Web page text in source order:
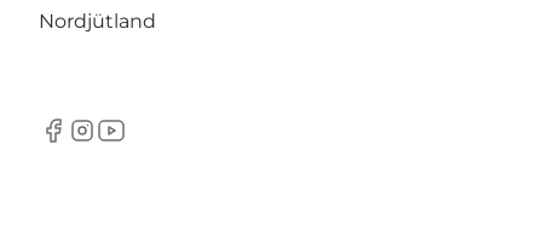
Nordjütland
Facebook
Instagram
YouTube